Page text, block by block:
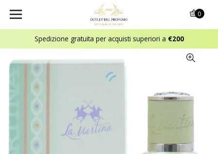
Spedizione gratuita per acquisti superiori a €200
0